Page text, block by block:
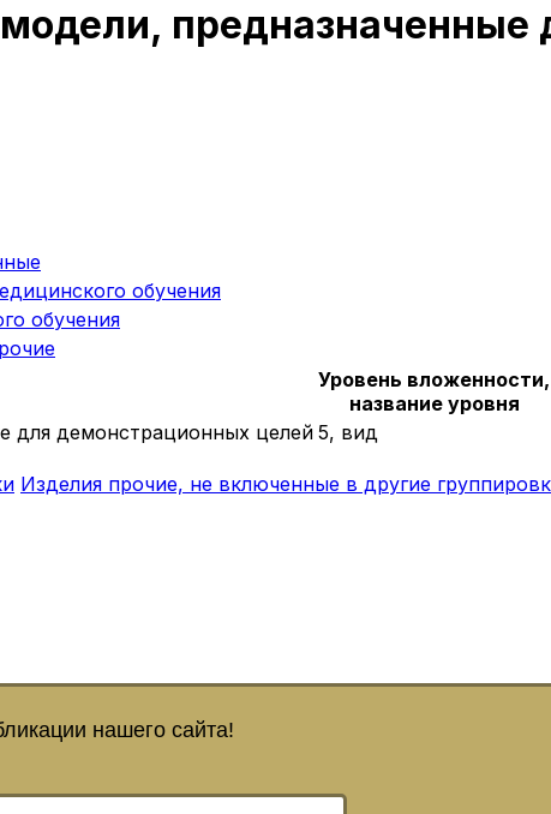
предназначенные
обучения
обучения
Уровень вложенности,
название уровня
для демонстрационных целей 5, вид
Изделия прочие, не включенные в другие
нашего сайта!